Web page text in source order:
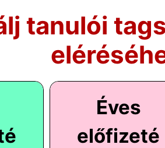
tanulói
Éves
előfizeté